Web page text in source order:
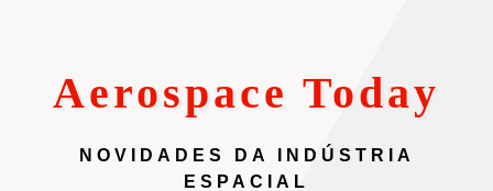
Aerospace Today
NOVIDADES DA INDÚSTRIA
ESPACIAL